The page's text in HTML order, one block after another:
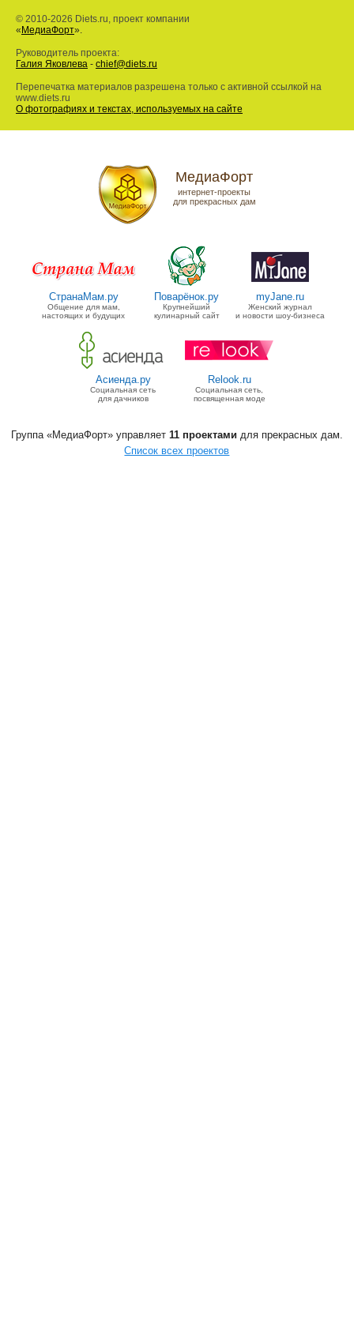
© 2010-2026 Diets.ru, проект компании
« МедиаФорт».
Руководитель проекта:
Галия Яковлева - chief@diets.ru
Перепечатка материалов разрешена только с активной ссылкой на
www.diets.ru
О фотографиях и текстах, используемых на сайте
МедиаФорт
интернет-проекты
для прекрасных дам
СтранаМам.ру
Общение для мам,
настоящих и будущих
Поварёнок.ру
Крупнейший
кулинарный сайт
myJane.ru
Женский журнал
и новости шоу-бизнеса
Асиенда.ру
Социальная сеть
для дачников
Relook.ru
Социальная сеть,
посвященная моде
Группа «МедиаФорт» управляет 11 проектами для прекрасных дам.
Список всех проектов